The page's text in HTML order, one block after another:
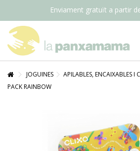
Enviament gratuït a partir
JOGUINES APILABLES, ENCAIXABLES I
PACK RAINBOW